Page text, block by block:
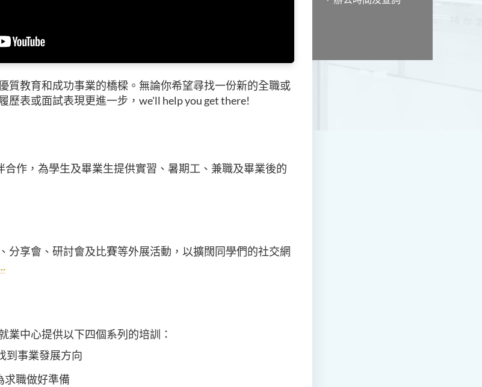
質教育和成功事業的橋樑。無論你希望尋找一份新的全職或
歷表或面試表現更進一步，we'll help you get there!
合作，為學生及畢業生提供實習、暑期工、兼職及畢業後的
分享會、研討會及比賽等外展活動，以擴闊同學們的社交網
業中心提供以下四個系列的培訓：
到事業發展方向
求職做好準備